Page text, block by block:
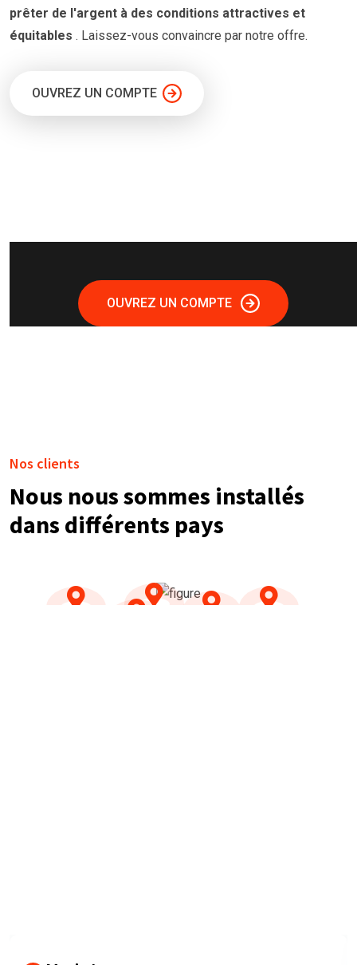
prêter de l'argent à des conditions attractives et
équitables . Laissez-vous convaincre par notre offre.
OUVREZ UN COMPTE
OUVREZ UN COMPTE
Nos clients
Nous nous sommes installés
dans différents pays